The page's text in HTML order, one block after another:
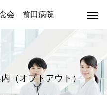
会 前田病院
（オプトアウト）